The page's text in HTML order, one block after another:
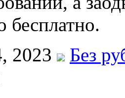
бесплатно.
2023
Без